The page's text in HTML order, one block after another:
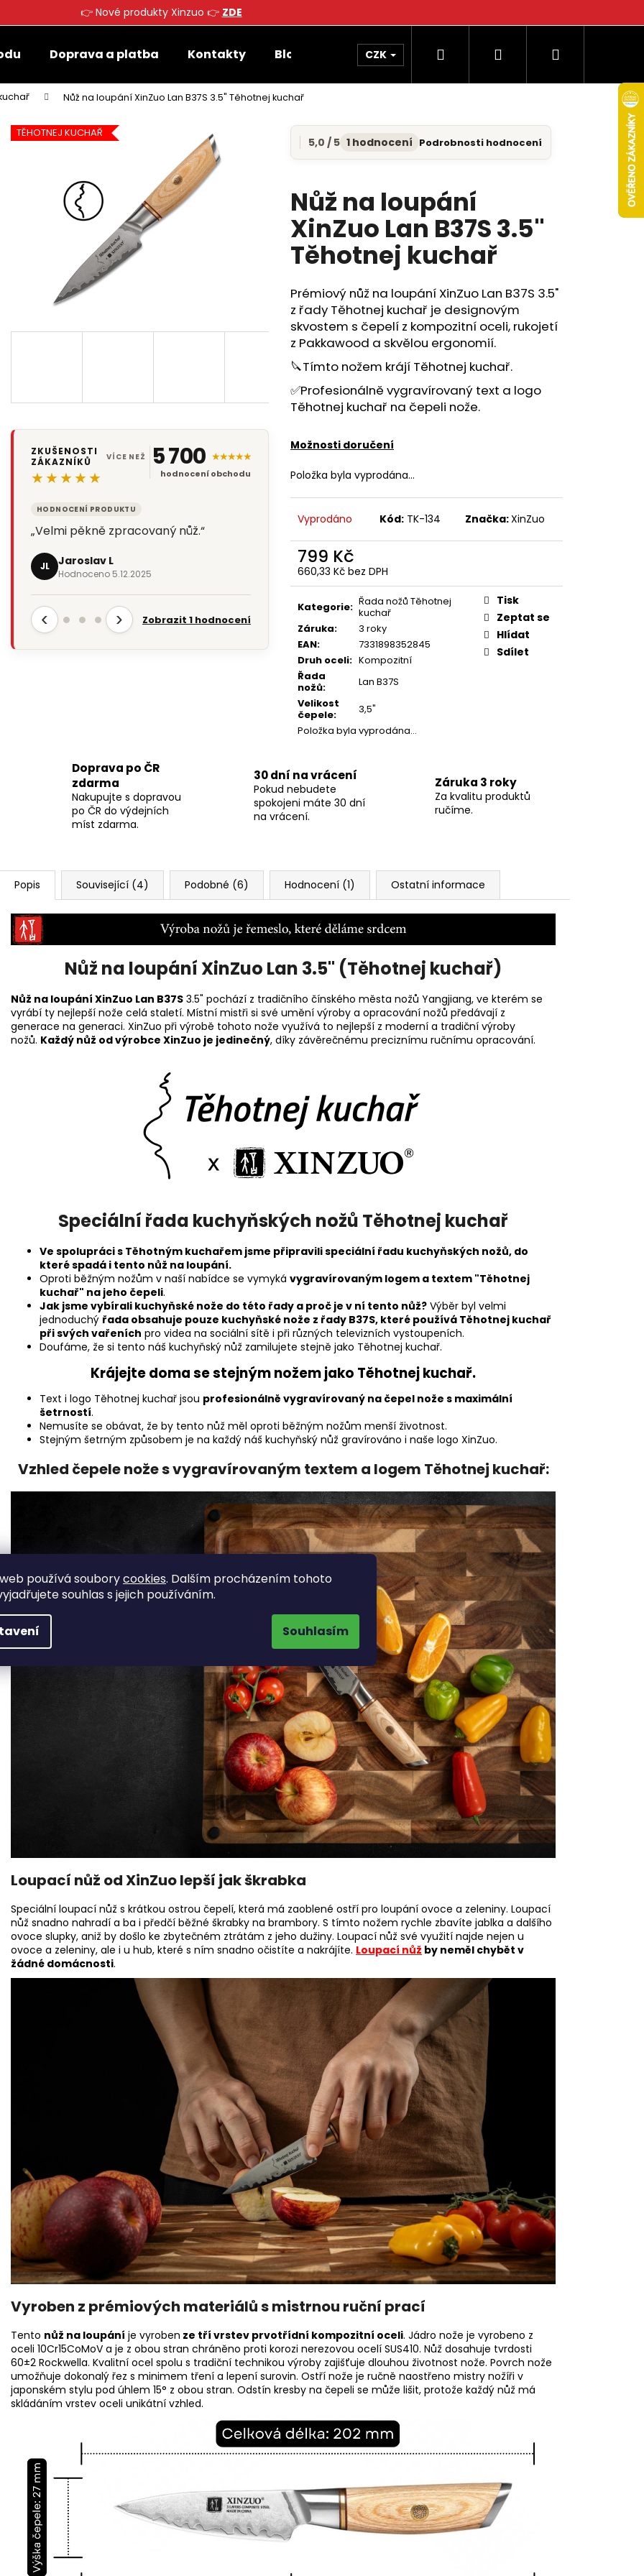
👉 Nové produkty Xinzuo 👉 ZDE
používá souborycookies. Dalším procházením tohoto
souhlas s jejich používáním.
Souhlasím
Doprava a platba Kontakty Blog CZK Hledat PřihlášeníNákupní
Nůž na loupání XinZuo Lan B37S 3.5" Těhotnej kuchař
Průměrné
hodnocení
5,0
5
hvězdiček.
5,0 / 5 1 hodnocení Podrobnosti hodnocení
Nůž na loupání
XinZuo Lan B37S 3.5"
Těhotnej kuchař
Prémiový nůž na loupání XinZuo Lan B37S 3.5"
z řady Těhotnej kuchař je designovým
skvostem s čepelí z kompozitní oceli, rukojetí
z Pakkawood a skvělou ergonomií.
🔪Tímto nožem krájí Těhotnej kuchař.
✅Profesionálně vygravírovaný text a logo
Těhotnej kuchař na čepeli nože.
Možnosti doručení
Položka byla vyprodána…
Vyprodáno Kód: TK-134 Značka:XinZuo
799 Kč
660,33 Kč bez DPH
Měrná
Kategorie: Řada nožů Těhotnej
kuchař
Záruka:
3 roky
EAN:
7331898352845
Druh oceli: Kompozitní
Řada
nožů:
Lan B37S
Velikost
čepele:
3,5"
Položka byla vyprodána…
Tisk
Zeptat se
Hlídat
Sdílet
TĚHOTNEJ KUCHAŘ
ZKUŠENOSTI
ZÁKAZNÍKŮ
★★★★★
HODNOCENÍ PRODUKTU
„Velmi pěkně zpracovaný nůž.“
JL Jaroslav L
Hodnoceno 5.12.2025
VÍCE NEŽ 5 700 ★★★★★
hodnocení obchodu
‹ › Zobrazit 1 hodnocení
Doprava po ČR
zdarma
Nakupujte s dopravou
po ČR do výdejních
míst zdarma.
30 dní na vrácení
Pokud nebudete
spokojeni máte 30 dní
na vrácení.
Záruka 3 roky
Za kvalitu produktů
ručíme.
Popis Související (4) Podobné (6) Hodnocení (1) Ostatní informace
Nůž na loupání XinZuo Lan 3.5" (Těhotnej kuchař)
Nůž na loupání XinZuo Lan B37S 3.5" pochází z tradičního čínského města nožů Yangjiang, ve kterém se
vyrábí ty nejlepší nože celá staletí. Místní mistři si své umění výroby a opracování nožů předávají z
generace na generaci. XinZuo při výrobě tohoto nože využívá to nejlepší z moderní a tradiční výroby
nožů. Každý nůž od výrobce XinZuo je jedinečný, díky závěrečnému preciznímu ručnímu opracování.
Speciální řada kuchyňských nožů Těhotnej kuchař
Ve spolupráci s Těhotným kuchařem jsme připravili speciální řadu kuchyňských nožů, do
které spadá i tento nůž na loupání.
Oproti běžným nožům v naší nabídce se vymyká vygravírovaným logem a textem "Těhotnej
kuchař" na jeho čepeli.
Jak jsme vybírali kuchyňské nože do této řady a proč je v ní tento nůž? Výběr byl velmi
jednoduchý řada obsahuje pouze kuchyňské nože z řady B37S, které používá Těhotnej kuchař
při svých vařeních pro videa na sociální sítě i při různých televizních vystoupeních.
Doufáme, že si tento náš kuchyňský nůž zamilujete stejně jako Těhotnej kuchař.
Krájejte doma se stejným nožem jako Těhotnej kuchař.
Text i logo Těhotnej kuchař jsou profesionálně vygravírovaný na čepel nože s maximální
šetrností.
Nemusíte se obávat, že by tento nůž měl oproti běžným nožům menší životnost.
Stejným šetrným způsobem je na každý náš kuchyňský nůž gravírováno i naše logo XinZuo.
Vzhled čepele nože s vygravírovaným textem a logem Těhotnej kuchař:
Loupací nůž od XinZuo lepší jak škrabka
Speciální loupací nůž s krátkou ostrou čepelí, která má zaoblené ostří pro loupání ovoce a zeleniny. Loupací
nůž snadno nahradí a ba i předčí běžné škrabky na brambory. S tímto nožem rychle zbavíte jablka a dalšího
ovoce slupky, aniž by došlo ke zbytečném ztrátám z jeho dužiny. Loupací nůž své využití najde nejen u
ovoce a zeleniny, ale i u hub, které s ním snadno očistíte a nakrájíte. Loupací nůž by neměl chybět v
žádné domácnosti.
Vyroben z prémiových materiálů s mistrnou ruční prací
Tento nůž na loupání je vyroben ze tří vrstev prvotřídní kompozitní oceli. Jádro nože je vyrobeno z
oceli 10Cr15CoMoV a je z obou stran chráněno proti korozi nerezovou ocelí SUS410. Nůž dosahuje tvrdosti
60±2 Rockwella. Kvalitní ocel spolu s tradiční technikou výroby zajišťuje dlouhou životnost nože. Povrch nože
umožňuje dokonalý řez s minimem tření a lepení surovin. Ostří nože je ručně naostřeno mistry nožíři v
japonském stylu pod úhlem 15° z obou stran. Odstín kresby na čepeli se může lišit, protože každý nůž má
skládáním vrstev oceli unikátní vzhled.
Co potřebujete najít?
HLEDAT
Doporučujeme